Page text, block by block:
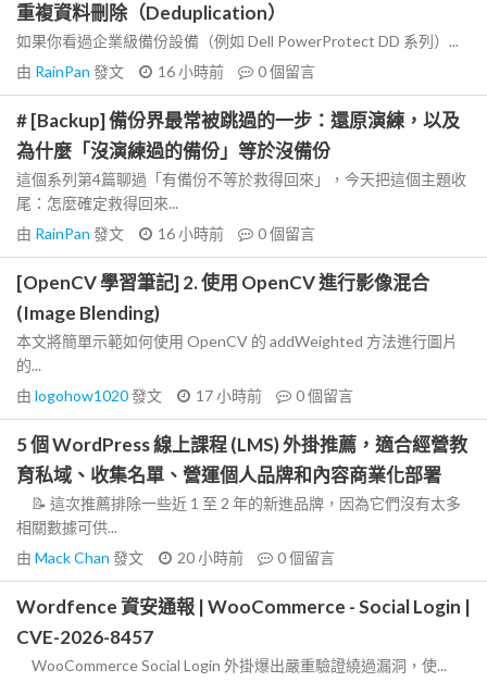
重複資料刪除（Deduplication）
如果你看過企業級備份設備（例如 Dell PowerProtect DD 系列）...
由 RainPan 發文 16 小時前 0個留言
# [Backup] 備份界最常被跳過的一步：還原演練，以及
為什麼「沒演練過的備份」等於沒備份
這個系列第4篇聊過「有備份不等於救得回來」，今天把這個主題收
尾：怎麼確定救得回來...
由 RainPan 發文 16 小時前 0個留言
[OpenCV 學習筆記] 2. 使用 OpenCV 進行影像混合
(Image Blending)
本文將簡單示範如何使用 OpenCV 的 addWeighted 方法進行圖片
的...
由 logohow1020發文 17 小時前 0個留言
5 個 WordPress 線上課程 (LMS) 外掛推薦，適合經營教
育私域、收集名單、營運個人品牌和內容商業化部署
📝 這次推薦排除一些近 1 至 2 年的新進品牌，因為它們沒有太多
相關數據可供...
由 Mack Chan 發文 20 小時前 0個留言
Wordfence 資安通報 | WooCommerce - Social Login |
CVE-2026-8457
WooCommerce Social Login 外掛爆出嚴重驗證繞過漏洞，使...